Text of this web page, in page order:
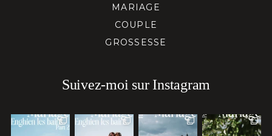
MARIAGE
COUPLE
GROSSESSE
Suivez-moi sur Instagram